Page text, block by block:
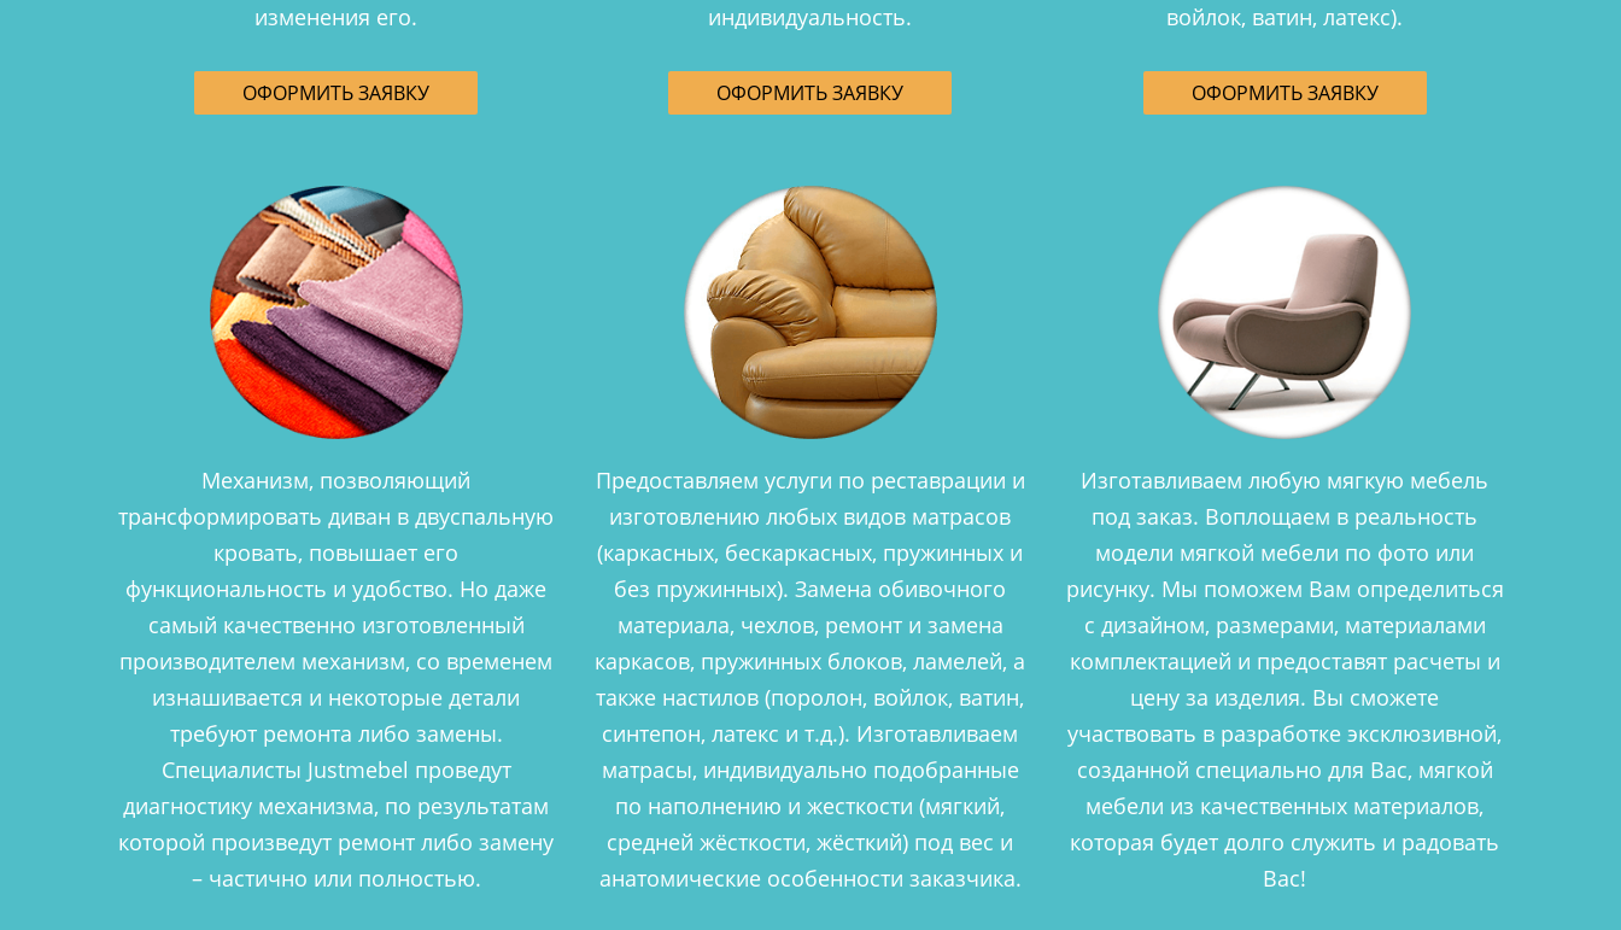
изменения его.
ОФОРМИТЬ ЗАЯВКУ
индивидуальность.
ОФОРМИТЬ ЗАЯВКУ
войлок, ватин, латекс).
ОФОРМИТЬ ЗАЯВКУ
Механизм, позволяющий
трансформировать диван в двуспальную
кровать, повышает его
функциональность и удобство. Но даже
самый качественно изготовленный
производителем механизм, со временем
изнашивается и некоторые детали
требуют ремонта либо замены.
Специалисты Justmebel проведут
диагностику механизма, по результатам
которой произведут ремонт либо замену
– частично или полностью.
Предоставляем услуги по реставрации и
изготовлению любых видов матрасов
(каркасных, бескаркасных, пружинных и
без пружинных). Замена обивочного
материала, чехлов, ремонт и замена
каркасов, пружинных блоков, ламелей, а
также настилов (поролон, войлок, ватин,
синтепон, латекс и т.д.). Изготавливаем
матрасы, индивидуально подобранные
по наполнению и жесткости (мягкий,
средней жёсткости, жёсткий) под вес и
анатомические особенности заказчика.
Изготавливаем любую мягкую мебель
под заказ. Воплощаем в реальность
модели мягкой мебели по фото или
рисунку. Мы поможем Вам определиться
с дизайном, размерами, материалами
комплектацией и предоставят расчеты и
цену за изделия. Вы сможете
участвовать в разработке эксклюзивной,
созданной специально для Вас, мягкой
мебели из качественных материалов,
которая будет долго служить и радовать
Вас!